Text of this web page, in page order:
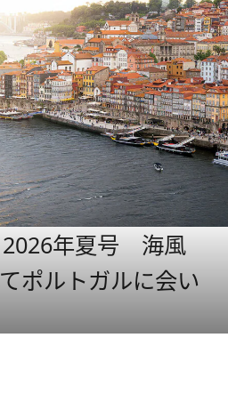
2026年夏号 海風
ポルトガルに会い